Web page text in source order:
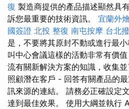
復 製造商提供的產品描述顯然具
訴您最重要的技術資訊。 宜蘭外燴
國簽證 北投 整復 南屯按摩 台北
是，不要將其原封不動或進行最
叫中心會議這樣的活動非常有價
流有關新解決方案的知識，收集
照顧潛在客戶 - 回答有關產品的
訊來源的連結。 請務必正確設定
達到最佳效果。 使用大綱並執行